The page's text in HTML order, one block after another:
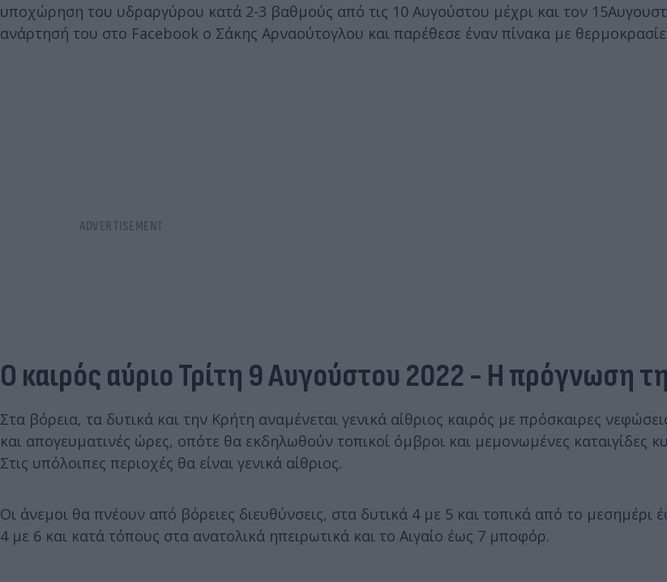
υποχώρηση του υδραργύρου κατά 2-3 βαθμούς από τις 10 Αυγούστου μέχρι και τον
ανάρτησή του στο Facebook ο Σάκης Αρναούτογλου και παρέθεσε έναν πίνακα με
Ο καιρός αύριο Τρίτη 9 Αυγούστου 2022 - Η πρόγνωση
Στα βόρεια, τα δυτικά και την Κρήτη αναμένεται γενικά αίθριος καιρός με πρόσκαιρες
και απογευματινές ώρες, οπότε θα εκδηλωθούν τοπικοί όμβροι και μεμονωμένες καταιγίδες
Στις υπόλοιπες περιοχές θα είναι γενικά αίθριος.
Οι άνεμοι θα πνέουν από βόρειες διευθύνσεις, στα δυτικά 4 με 5 και τοπικά από το μεσημέρι
4 με 6 και κατά τόπους στα ανατολικά ηπειρωτικά και το Αιγαίο έως 7 μποφόρ.